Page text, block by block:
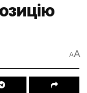
AA